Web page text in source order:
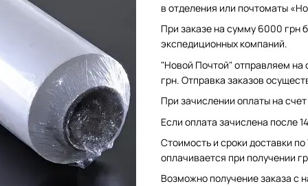
в отделения или почтоматы
При заказе на сумму 6000 грн
экспедиционных компаний.
"Новой Почтой" отправляем на
грн. Отправка заказов
При зачислении оплаты на
Если оплата зачислена после
Стоимость и сроки доставки
оплачивается при получении
Возможно получение заказа с